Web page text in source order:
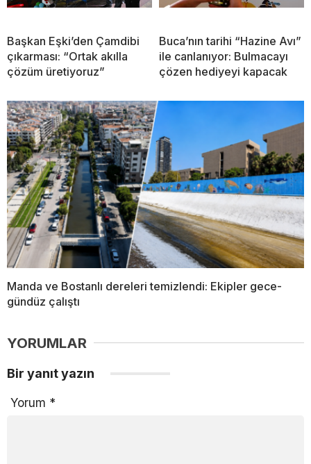
Başkan Eşki’den Çamdibi
çıkarması: “Ortak akılla
çözüm üretiyoruz”
Buca’nın tarihi “Hazine Avı”
ile canlanıyor: Bulmacayı
çözen hediyeyi kapacak
Manda ve Bostanlı dereleri temizlendi: Ekipler gece-
gündüz çalıştı
YORUMLAR
Bir yanıt yazın
Yorum *